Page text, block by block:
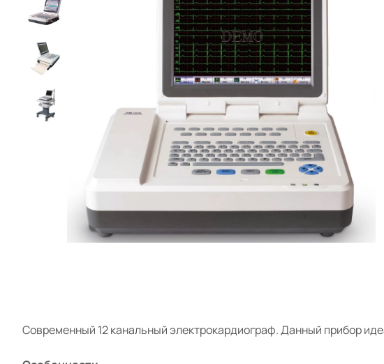
Cовременный 12 канальный электрокардиограф. Данный прибор